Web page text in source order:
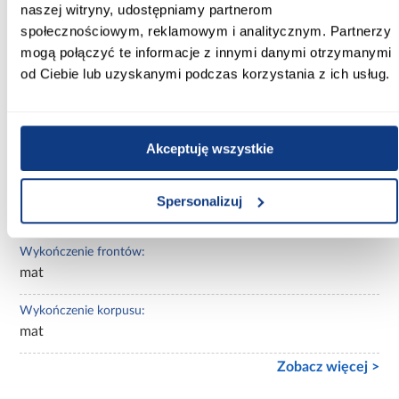
naszej witryny, udostępniamy partnerom
społecznościowym, reklamowym i analitycznym. Partnerzy
mogą połączyć te informacje z innymi danymi otrzymanymi
od Ciebie lub uzyskanymi podczas korzystania z ich usług.
Akceptuję wszystkie
Spersonalizuj
Kolor korpusu:
beżowy
Wybarwienie:
Wykończenie frontów:
mat
Wykończenie korpusu:
mat
Zobacz więcej >